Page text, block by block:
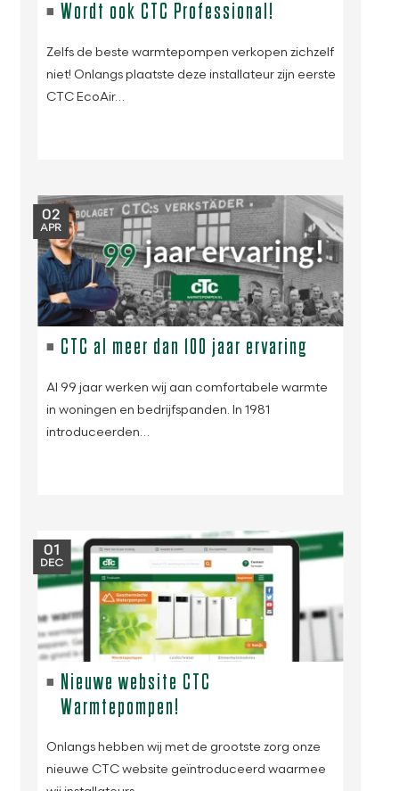
Wordt ook CTC Professional!
Zelfs de beste warmtepompen verkopen zichzelf
niet! Onlangs plaatste deze installateur zijn eerste
CTC EcoAir…
02
APR
CTC al meer dan 100 jaar ervaring
Al 99 jaar werken wij aan comfortabele warmte
in woningen en bedrijfspanden. In 1981
introduceerden…
01
DEC
Nieuwe website CTC
Warmtepompen!
Onlangs hebben wij met de grootste zorg onze
nieuwe CTC website geïntroduceerd waarmee